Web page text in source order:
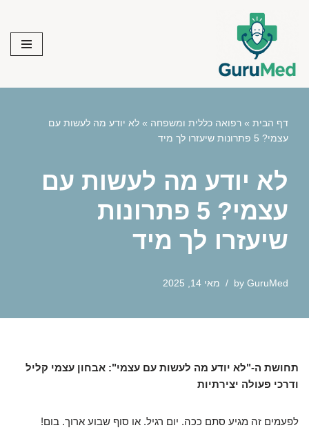
content
דף הבית » רפואה כללית ומשפחה » לא יודע מה לעשות עם
עצמי? 5 פתרונות שיעזרו לך מיד
לא יודע מה לעשות עם
עצמי? 5 פתרונות
שיעזרו לך מיד
by GuruMed מאי 14, 2025
תחושת ה-"לא יודע מה לעשות עם עצמי": אבחון עצמי קליל
ודרכי פעולה יצירתיות
לפעמים זה מגיע סתם ככה. יום רגיל. או סוף שבוע ארוך. בום!